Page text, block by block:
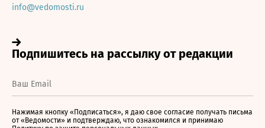
info@vedomosti.ru
Нажимая кнопку «Подписаться», я даю свое согласие получать письма
от «Ведомости» и подтверждаю, что ознакомился и принимаю